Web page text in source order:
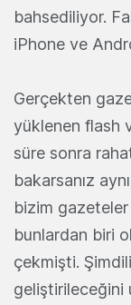
bahsediliyor.
iPhone ve
Gerçekten
yüklenen flash
süre sonra
bakarsanız
bizim
bunlardan biri
çekmişti.
geliştirileceğini